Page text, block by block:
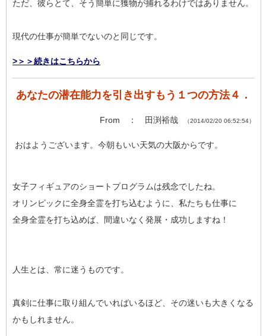
ただ、彼らとて、そう簡単に獲物が捕れるわけではありません。
現代の仕事が簡単でないのと同じです。
>＞＞続きはこちらから
あなたの潜在能力を引き出すもう１つの方法４．
From ： 田渕裕哉 （2014/02/20 06:52:54）
おはようございます。今朝もいい天気の大阪からです。
女子フィギュアのショートプログラムは残念でしたね。
オリンピックに全身全霊を打ち込むように、私たちも仕事に
全身全霊を打ち込めば、間違いなく発展・成功しますね！
人生とは、常に迷うものです。
真剣に仕事に取り組んでいればいるほど、その迷いも大きくなる
かもしれません。